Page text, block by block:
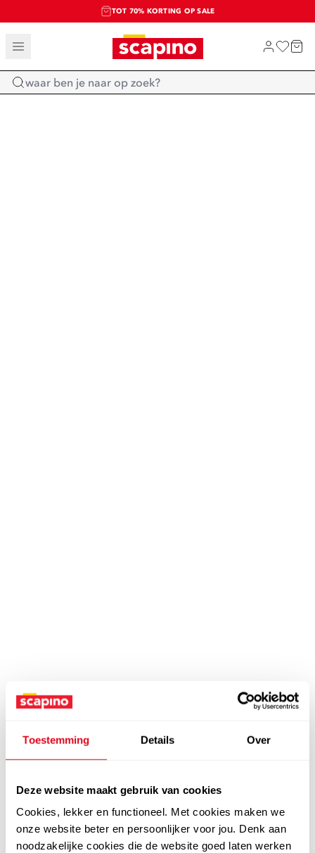
Toestemming Details Over
Deze website maakt gebruik van cookies
Cookies, lekker en functioneel. Met cookies maken we
onze website beter en persoonlijker voor jou. Denk aan
noodzakelijke cookies die de website goed laten werken
TOT 70% KORTING OP SALE
SALE: LAATSTE KANS!
SHOP NIEUW
Home